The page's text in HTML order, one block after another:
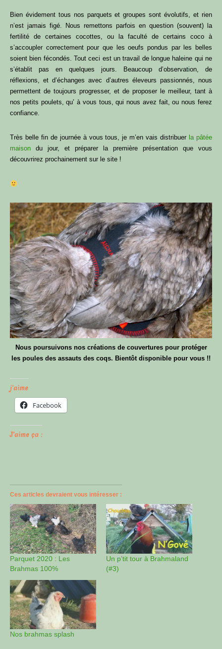
Bien évidement tous nos parquets et groupes sont évolutifs, et rien
n’est jamais figé. Nous remettons parfois en question (souvent) la
fertilité de certaines cocottes, ou la faculté de certains coco à
s’accoupler correctement pour que les oeufs pondus par les belles
soient bien fécondés. Tout ceci est un travail de longue haleine qui ne
s’établit pas en quelques jours. Beaucoup d’observation, de
réflexions, et d’échanges avec d’autres éleveurs passionnés, nous
permettent de toujours progresser, et de proposer le meilleur, tant à
nos petits poulets, qu’ à vous tous, qui nous avez fait, ou nous ferez
confiance.
Très belle fin de journée à vous tous, je m’en vais distribuer la pâtée
maison du jour, et préparer la première présentation que vous
découvrirez prochainement sur le site !
Nous poursuivons nos créations de couvertures pour protéger
les poules des assauts des coqs. Bientôt disponible pour vous !!
j'aime
Facebook
J’aime ça :
Ces articles devraient vous intéresser :
Parquet 2020 : Les
Brahmas 100%
Un p’tit tour à Brahmaland
(#3)
Nos brahmas splash